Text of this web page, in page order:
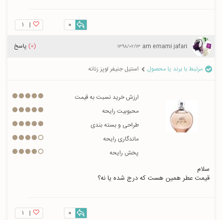
| ۱ 0
maryam emami jafari۱۳۹۸/۰۲/۱۳ (0) پاسخ
مرتبط با برند یا محصول استیل جنیفر لوپز زنانه
ارزش خرید نسبت به قیمت
محبوبیت رایحه
طراحی و بسته بندی
ماندگاری رایحه
پخش رایحه
قیمت عطر همین هست که درج شده یا نه؟
| ۱ 0